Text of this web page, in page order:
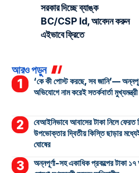
সরকার দিচ্ছে ব্যাঙ্ক
BC/CSP Id, আবেদন করুন
এইভাবে ফ্রিতে
আরও পড়ুন
‘কে কী পোস্ট করছে, সব জানি’—
অভিযোগে নাম করেই সতর্কবার্তা
বেআইনিভাবে আবাসের টাকা নিলে ফেরত
উপভোক্তার দ্বিতীয় কিস্তি ছাড়ার মধ্যেই
ঘোষের
অন্নপূর্ণা-সহ একাধিক প্রকল্পের টাকা